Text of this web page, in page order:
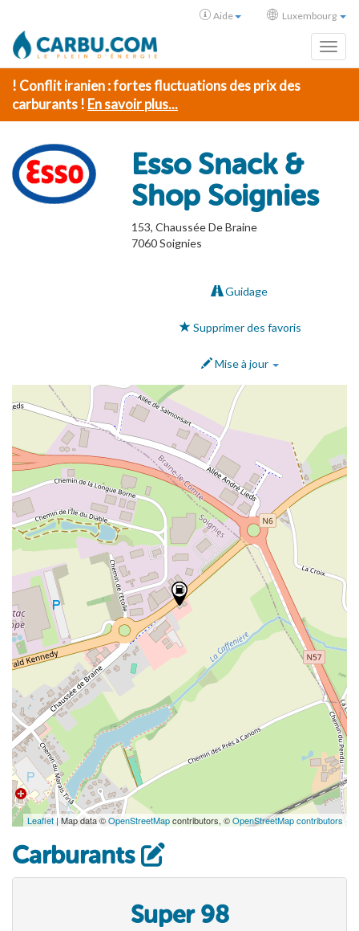
Aide Luxembourg
! Conflit iranien : fortes fluctuations des prix des
carburants ! En savoir plus...
Esso Snack &
Shop Soignies
153, Chaussée De Braine
7060Soignies
Guidage
Supprimer des favoris
Mise à jour
Leaflet| Map data ©OpenStreetMapcontributors, ©OpenStreetMap contributors
Carburants
Super 98